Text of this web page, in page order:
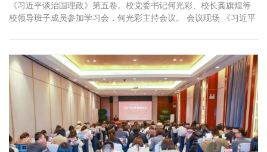
《习近平谈治国理政》第五卷。校党委书记何光彩、校长龚旗煌等
校领导班子成员参加学习会，何光彩主持会议。 会议现场 《习近平